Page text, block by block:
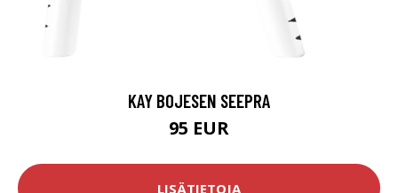
KAY BOJESEN SEEPRA
95 EUR
LISÄTIETOJA